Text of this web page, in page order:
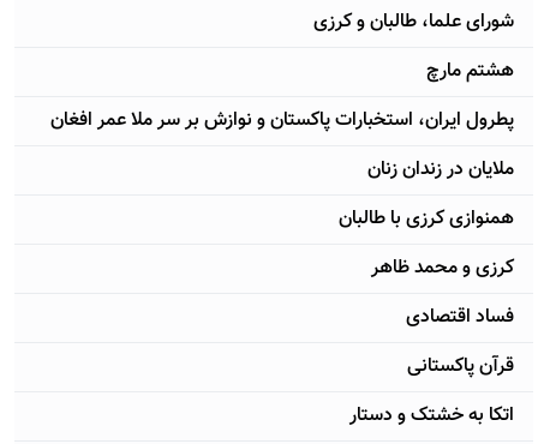
شورای علما، طالبان و کرزی
هشتم مارچ
پطرول ایران، استخبارات پاکستان و نوازش بر سر ملا عمر افغان
ملایان در زندان زنان
همنوازی کرزی با طالبان
کرزی و محمد ظاهر
فساد اقتصادی
قرآن پاکستانی
اتکا به خشتک و دستار